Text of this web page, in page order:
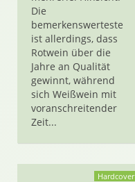
Die
bemerkenswerteste
ist allerdings, dass
Rotwein über die
Jahre an Qualität
gewinnt, während
sich Weißwein mit
voranschreitender
Zeit...
Hardcover